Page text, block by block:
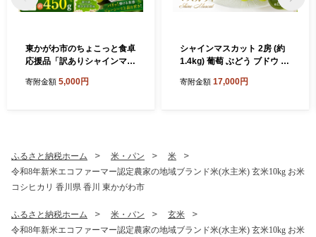
東かがわ市のちょこっと食卓
応援品「訳ありシャインマス
寄附金額 5,000円
シャインマスカット 2房 (約
1.4kg) 葡萄 ぶどう ブドウ フ
の果物 旬のフルーツ 香川 香
寄附金額 17,000円
ふるさと納税ホーム 米・パン
米
令和8年新米エコファーマー認定農家の地域ブランド米(水主米) 玄米10kg お米
コシヒカリ 香川県 香川 東かがわ市
ふるさと納税ホーム 米・パン
玄米
令和8年新米エコファーマー認定農家の地域ブランド米(水主米) 玄米10kg お米